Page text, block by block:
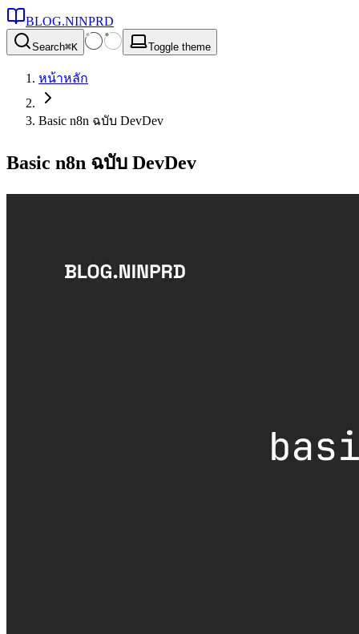
BLOG.NINPRD
Search⌘K Toggle theme
หน้าหลัก
Basic n8n ฉบับ DevDev
Basic n8n ฉบับ DevDev